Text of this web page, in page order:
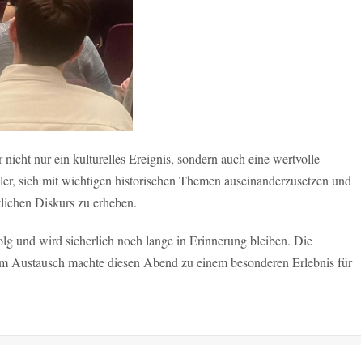
nur ein kulturelles Ereignis, sondern auch eine wertvolle
sich mit wichtigen historischen Themen auseinanderzusetzen und
Diskurs zu erheben.
und wird sicherlich noch lange in Erinnerung bleiben. Die
machte diesen Abend zu einem besonderen Erlebnis für